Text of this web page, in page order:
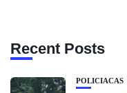
Recent Posts
POLICIACAS